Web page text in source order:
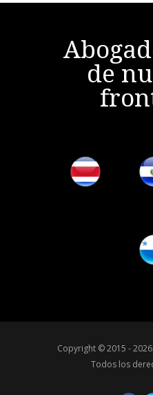
de
Copyright © 2015 - 2026.
Todos los